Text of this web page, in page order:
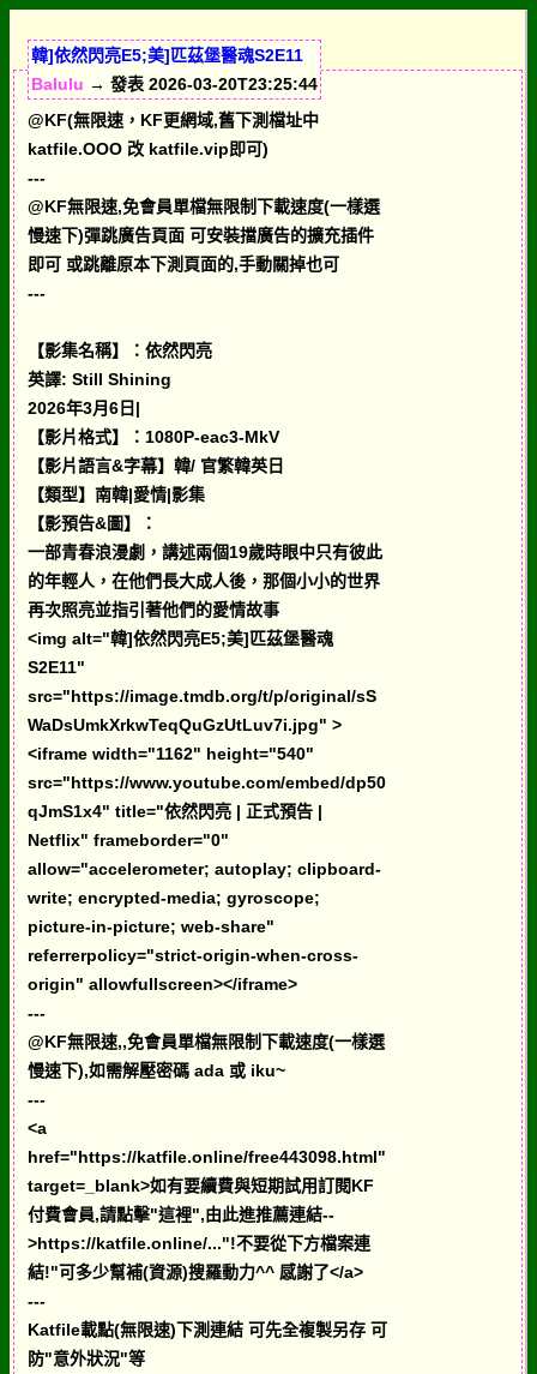
韓]依然閃亮E5;美]匹茲堡醫魂S2E11
Balulu → 發表 2026-03-20T23:25:44
@KF(無限速，KF更網域,舊下測檔址中
katfile.OOO 改 katfile.vip即可)
---
@KF無限速,免會員單檔無限制下載速度(一樣選
慢速下)彈跳廣告頁面 可安裝擋廣告的擴充插件
即可 或跳離原本下測頁面的,手動關掉也可
---
【影集名稱】：依然閃亮
英譯: Still Shining
2026年3月6日|
【影片格式】：1080P-eac3-MkV
【影片語言&字幕】韓/ 官繁韓英日
【類型】南韓|愛情|影集
【影預告&圖】：
一部青春浪漫劇，講述兩個19歲時眼中只有彼此
的年輕人，在他們長大成人後，那個小小的世界
再次照亮並指引著他們的愛情故事
<img alt="韓]依然閃亮E5;美]匹茲堡醫魂
S2E11"
src="https://image.tmdb.org/t/p/original/sS
WaDsUmkXrkwTeqQuGzUtLuv7i.jpg" >
<iframe width="1162" height="540"
src="https://www.youtube.com/embed/dp50
qJmS1x4" title="依然閃亮 | 正式預告 |
Netflix" frameborder="0"
allow="accelerometer; autoplay; clipboard-
write; encrypted-media; gyroscope;
picture-in-picture; web-share"
referrerpolicy="strict-origin-when-cross-
origin" allowfullscreen></iframe>
---
@KF無限速,,免會員單檔無限制下載速度(一樣選
慢速下),如需解壓密碼 ada 或 iku~
---
<a
href="https://katfile.online/free443098.html"
target=_blank>如有要續費與短期試用訂閱KF
付費會員,請點擊"這裡",由此進推薦連結--
>https://katfile.online/..."!不要從下方檔案連
結!"可多少幫補(資源)搜羅動力^^ 感謝了</a>
---
Katfile載點(無限速)下測連結 可先全複製另存 可
防"意外狀況"等